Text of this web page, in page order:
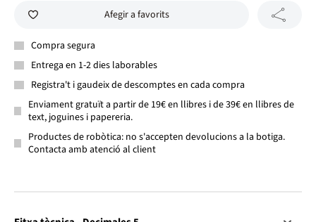
Afegir a favorits
Compra segura
Entrega en 1-2 dies laborables
Registra't i gaudeix de descomptes en cada compra
Enviament gratuït a partir de 19€ en llibres i de 39€ en llibres de
text, joguines i papereria.
Productes de robòtica: no s'accepten devolucions a la botiga.
Contacta amb atenció al client